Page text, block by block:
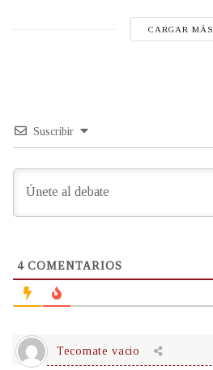
CARGAR MÁS
Suscribir
4COMENTARIOS
Tecomate vacio